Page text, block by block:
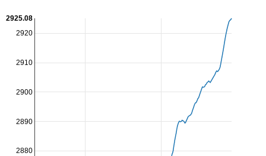
2880
2890
2900
2910
2920
2925.08